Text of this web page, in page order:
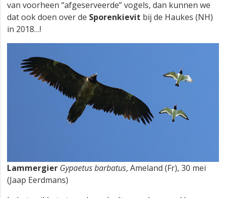
van voorheen “afgeserveerde” vogels, dan kunnen we
dat ook doen over de Sporenkievit bij de Haukes (NH)
in 2018…!
Lammergier Gypaetus barbatus, Ameland (Fr), 30 mei
(Jaap Eerdmans)